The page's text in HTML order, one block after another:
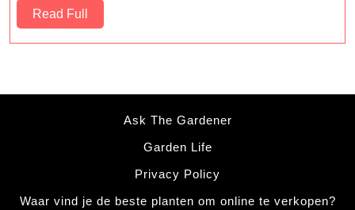
Read Full
Full
Ask The Gardener
Garden Life
Privacy Policy
Waar vind je de beste planten om online te verkopen?